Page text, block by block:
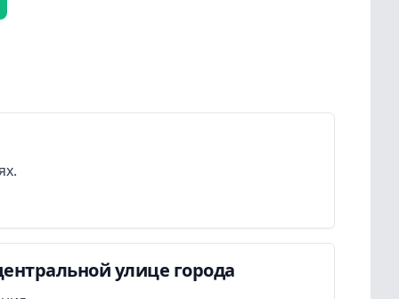
улице города